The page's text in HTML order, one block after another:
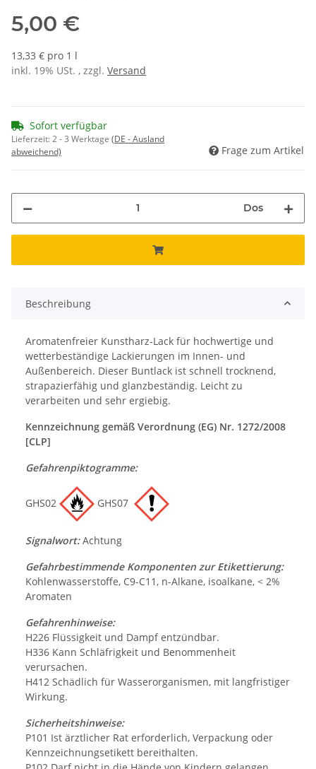
5,00 €
13,33 € pro 1 l
inkl. 19% USt. , zzgl. Versand
Sofort verfügbar
Lieferzeit:2 - 3 Werktage (DE - Ausland
abweichend)
Frage zum Artikel
Dos
Beschreibung
Aromatenfreier Kunstharz-Lack für hochwertige und
wetterbeständige Lackierungen im Innen- und
Außenbereich. Dieser Buntlack ist schnell trocknend,
strapazierfähig und glanzbeständig. Leicht zu
verarbeiten und sehr ergiebig.
Kennzeichnung gemäß Verordnung (EG) Nr. 1272/2008
[CLP]
Gefahrenpiktogramme:
GHS02 GHS07
Signalwort:Achtung
Gefahrbestimmende Komponenten zur Etikettierung:
Kohlenwasserstoffe, C9-C11, n-Alkane, isoalkane, < 2%
Aromaten
Gefahrenhinweise:
H226 Flüssigkeit und Dampf entzündbar.
H336 Kann Schläfrigkeit und Benommenheit
verursachen.
H412 Schädlich für Wasserorganismen, mit langfristiger
Wirkung.
Sicherheitshinweise:
P101 Ist ärztlicher Rat erforderlich, Verpackung oder
Kennzeichnungsetikett bereithalten.